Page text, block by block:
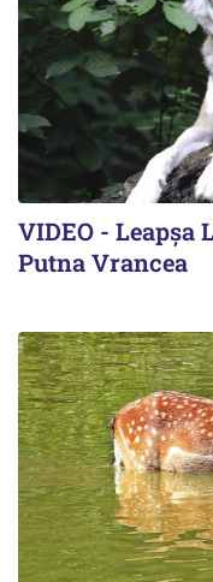
VIDEO - Leapșa
Putna Vrancea